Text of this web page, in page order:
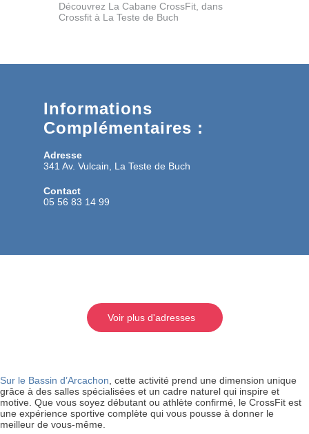
Découvrez La Cabane CrossFit, dans
Crossfit à La Teste de Buch
Informations
Complémentaires :
Adresse
341 Av. Vulcain, La Teste de Buch
Contact
05 56 83 14 99
Voir plus d'adresses
Sur le Bassin d’Arcachon , cette activité prend une dimension unique
grâce à des salles spécialisées et un cadre naturel qui inspire et
motive. Que vous soyez débutant ou athlète confirmé, le CrossFit est
une expérience sportive complète qui vous pousse à donner le
meilleur de vous-même.